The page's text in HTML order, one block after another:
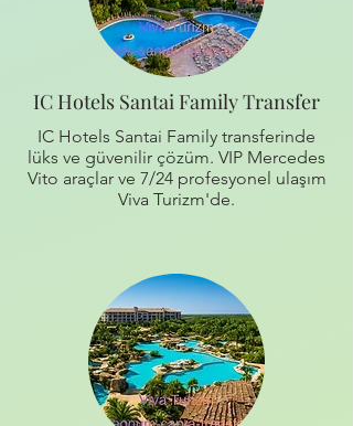
IC Hotels Santai Family Transfer
IC Hotels Santai Family transferinde
lüks ve güvenilir çözüm. VIP Mercedes
Vito araçlar ve 7/24 profesyonel ulaşım
Viva Turizm'de.